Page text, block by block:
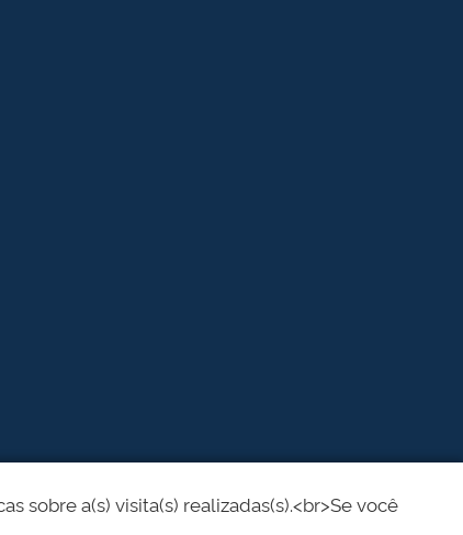
sobre a(s) visita(s) realizadas(s).<br>Se você